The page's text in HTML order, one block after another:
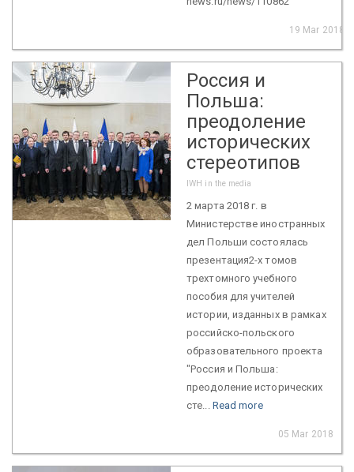
19 Mar 2018
Россия и
Польша:
преодоление
исторических
стереотипов
IWH in the media
2 марта 2018 г. в
Министерстве иностранных
дел Польши состоялась
презентация2-х томов
трехтомного учебного
пособия для учителей
истории, изданных в рамках
российско-польского
образовательного проекта
"Россия и Польша:
преодоление исторических
сте... Read more
05 Mar 2018